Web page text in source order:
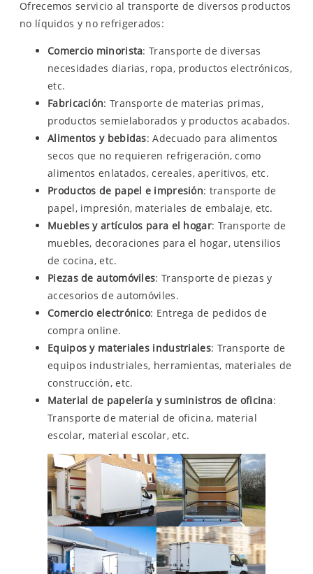
Ofrecemos servicio al transporte de diversos productos
no líquidos y no refrigerados:
Comercio minorista: Transporte de diversas
necesidades diarias, ropa, productos electrónicos,
etc.
Fabricación: Transporte de materias primas,
productos semielaborados y productos acabados.
Alimentos y bebidas: Adecuado para alimentos
secos que no requieren refrigeración, como
alimentos enlatados, cereales, aperitivos, etc.
Productos de papel e impresión: transporte de
papel, impresión, materiales de embalaje, etc.
Muebles y artículos para el hogar: Transporte de
muebles, decoraciones para el hogar, utensilios
de cocina, etc.
Piezas de automóviles: Transporte de piezas y
accesorios de automóviles.
Comercio electrónico: Entrega de pedidos de
compra online.
Equipos y materiales industriales: Transporte de
equipos industriales, herramientas, materiales de
construcción, etc.
Material de papelería y suministros de oficina:
Transporte de material de oficina, material
escolar, material escolar, etc.